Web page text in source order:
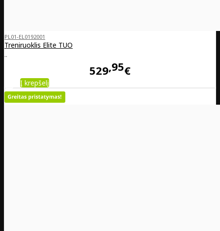
PL01-EL0192001
Treniruoklis Elite TUO
..
529 95€
Į krepšelį